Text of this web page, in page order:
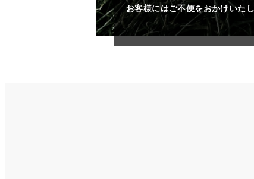
お客様にはご不便をおかけいた